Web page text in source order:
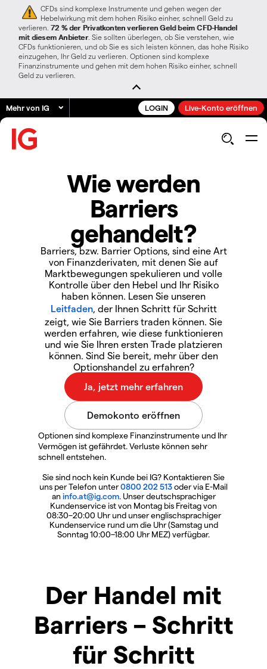
CFDs sind komplexe Instrumente und gehen wegen der
Hebelwirkung mit dem hohen Risiko einher, schnell Geld zu
verlieren. 72 % der Privatkonten verlieren Geld beim CFD-Handel
mit diesem Anbieter. Sie sollten überlegen, ob Sie verstehen, wie
CFDs funktionieren, und ob Sie es sich leisten können, das hohe Risiko
einzugehen, Ihr Geld zu verlieren. Optionen sind komplexe
Finanzinstrumente und gehen mit dem hohen Risiko einher, schnell
Geld zu verlieren.
Mehr von IG LOGIN Live-Konto eröffnen
Wie werden
Barriers
gehandelt?
Barriers, bzw. Barrier Options, sind eine Art
von Finanzderivaten, mit denen Sie auf
Marktbewegungen spekulieren und volle
Kontrolle über den Hebel und Ihr Risiko
haben können. Lesen Sie unseren
Leitfaden, der Ihnen Schritt für Schritt
zeigt, wie Sie Barriers traden können. Sie
werden erfahren, wie diese funktionieren
und wie Sie Ihren ersten Trade platzieren
können. Sind Sie bereit, mehr über den
Optionshandel zu erfahren?
Optionen sind komplexe Finanzinstrumente und Ihr
Vermögen ist gefährdet. Verluste können sehr
schnell entstehen.
Sie sind noch kein Kunde bei IG? Kontaktieren Sie
uns per Telefon unter0800 202 513oder via E-Mail
an info.at@ig.com. Unser deutschsprachiger
Kundenservice ist von Montag bis Freitag von
08:30–20:00 Uhr und unser englischsprachiger
Kundenservice rund um die Uhr (Samstag und
Sonntag 10:00–18:00 Uhr MEZ) verfügbar.
Der Handel mit
Barriers – Schritt
für Schritt